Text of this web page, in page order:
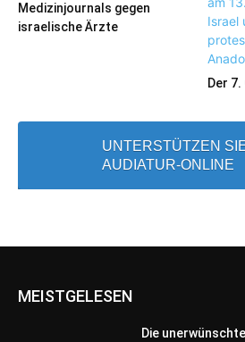
Medizinjournals gegen
israelische Ärzte
Der
UNTERSTÜTZEN
AUDIATUR-ONLINE
MEISTGELESEN
Die